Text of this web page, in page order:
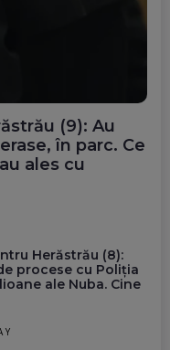
(9): Au
în parc. Ce
ales cu
Herăstrău (8):
procese cu Poliția
ale Nuba. Cine